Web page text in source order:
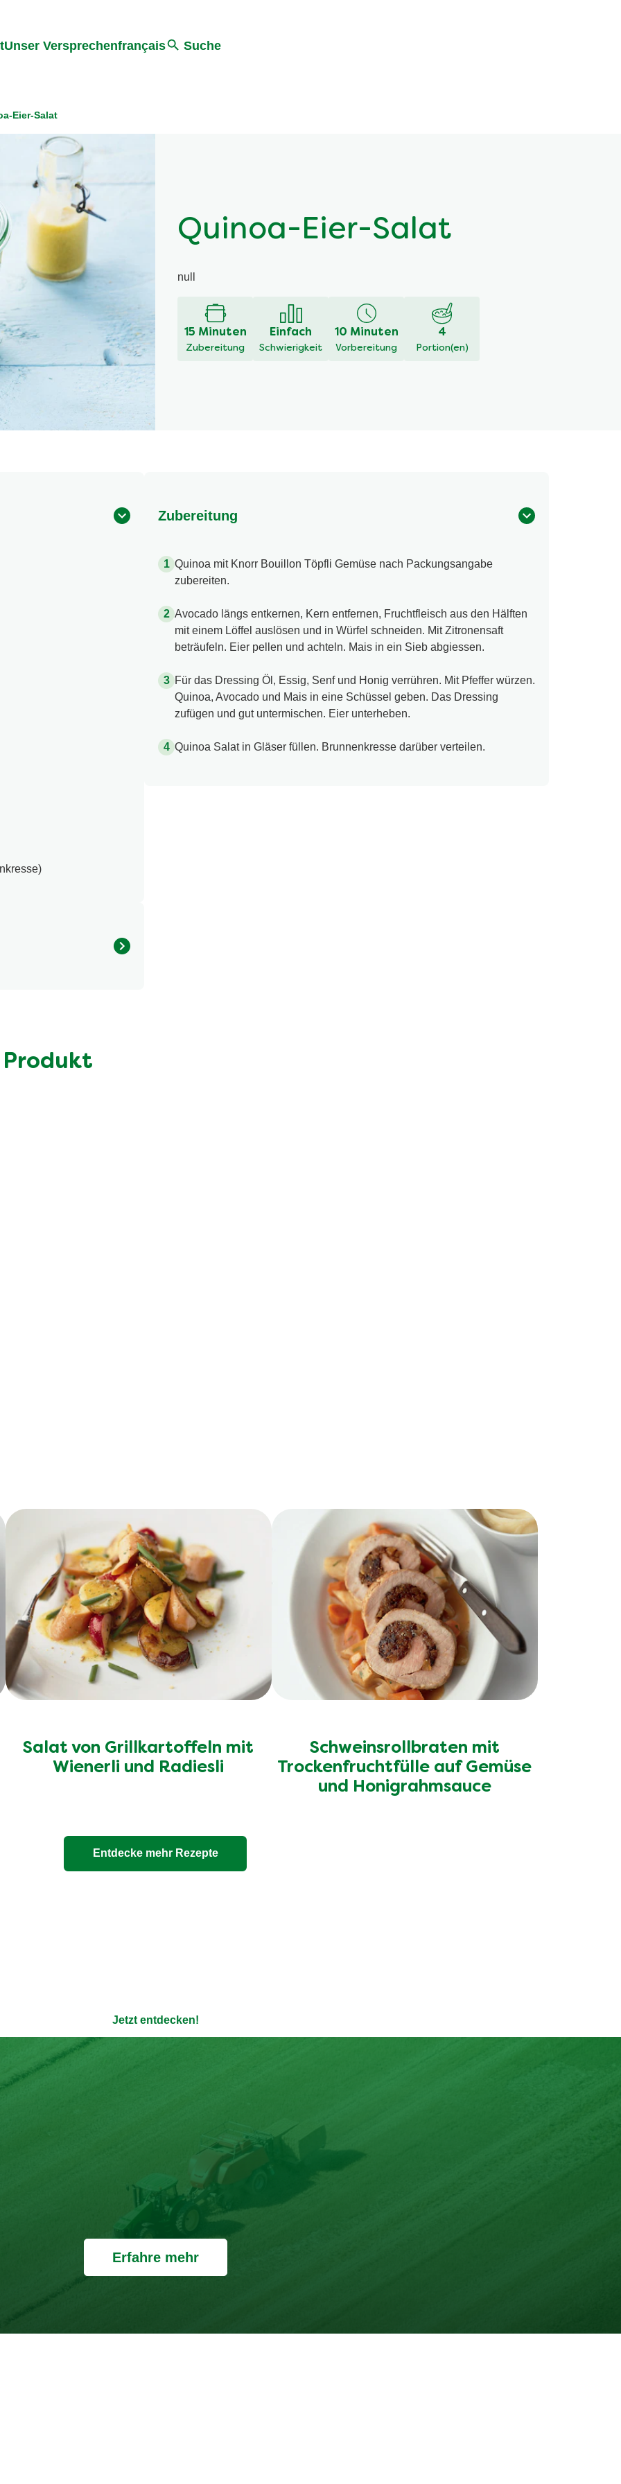
Unser Versprechenfrançais Suche
Eier-Salat
Quinoa-Eier-Salat
null
15 Minuten
Zubereitung
Einfach
Schwierigkeit
10 Minuten
Vorbereitung
4
Portion(en)
Zubereitung
Quinoa mit Knorr Bouillon Töpfli Gemüse nach Packungsangabe
zubereiten.
Avocado längs entkernen, Kern entfernen, Fruchtfleisch aus den Hälften
mit einem Löffel auslösen und in Würfel schneiden. Mit Zitronensaft
beträufeln. Eier pellen und achteln. Mais in ein Sieb abgiessen.
Für das Dressing Öl, Essig, Senf und Honig verrühren. Mit Pfeffer würzen.
Quinoa, Avocado und Mais in eine Schüssel geben. Das Dressing
zufügen und gut untermischen. Eier unterheben.
Quinoa Salat in Gläser füllen. Brunnenkresse darüber verteilen.
Produkt
Salat von Grillkartoffeln mit
Wienerli und Radiesli
Schweinsrollbraten mit
Trockenfruchtfülle auf Gemüse
und Honigrahmsauce
Entdecke mehr Rezepte
transparent wie die Verpackung - ohne Zusatzstoffe und mit max. 10 Zutaten.
Jetzt entdecken!
Erfahre mehr